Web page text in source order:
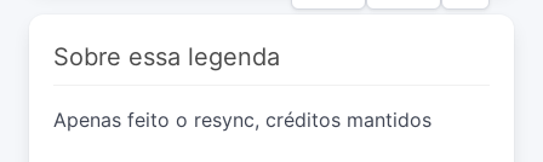
Sobre essa legenda
Apenas feito o resync, créditos mantidos